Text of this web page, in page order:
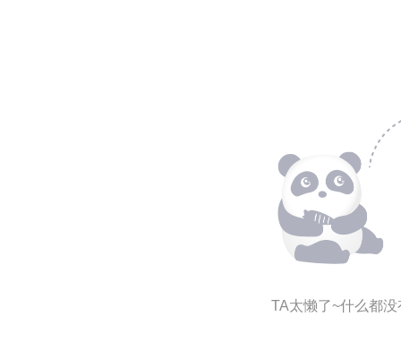
TA太懒了~什么都没